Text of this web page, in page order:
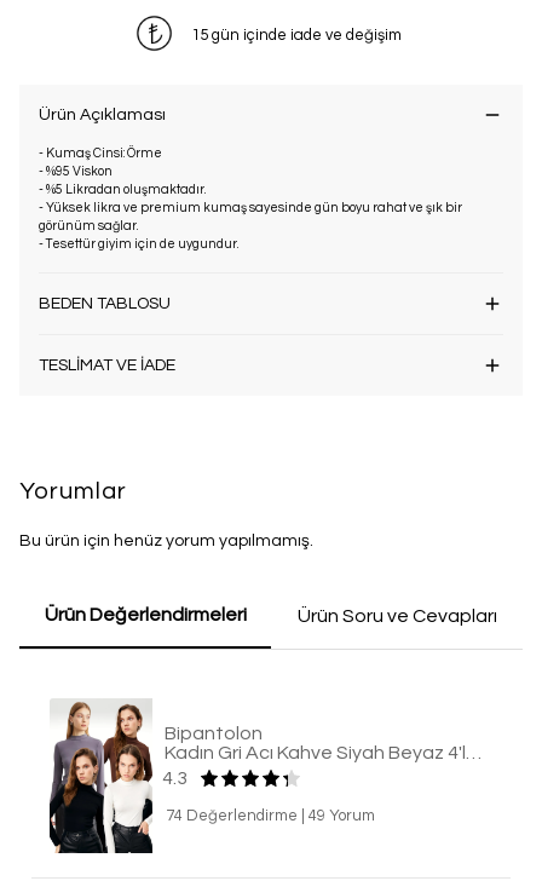
15 gün içinde iade ve değişim
Ürün Açıklaması
- Kumaş Cinsi: Örme
- %95 Viskon
- %5 Likradan oluşmaktadır.
- Yüksek likra ve premium kumaş sayesinde gün boyu rahat ve şık bir
görünüm sağlar.
- Tesettür giyim için de uygundur.
BEDEN TABLOSU
TESLİMAT VE İADE
Yorumlar
Bu ürün için henüz yorum yapılmamış.
Ürün Değerlendirmeleri Ürün Soru ve Cevapları
Bipantolon
4.3
74 Değerlendirme |49 Yorum